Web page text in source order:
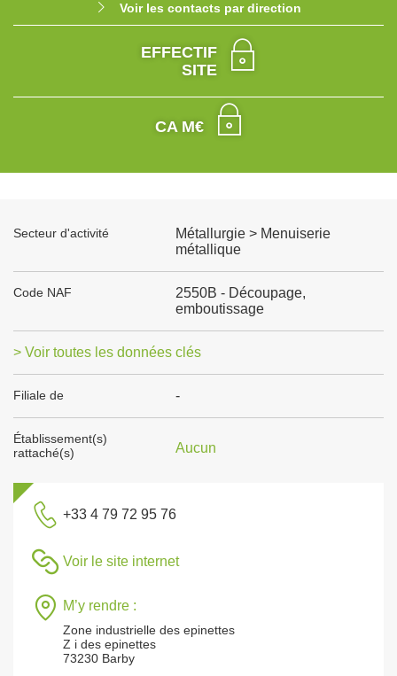
Voir les contacts par direction
EFFECTIF
SITE
CA M€
Secteur d'activité
Métallurgie > Menuiserie
métallique
Code NAF
2550B - Découpage,
emboutissage
> Voir toutes les données clés
Filiale de -
Établissement(s)
rattaché(s)
Aucun
+33 4 79 72 95 76
Voir le site internet
M’y rendre :
Zone industrielle des epinettes
Z i des epinettes
73230 Barby